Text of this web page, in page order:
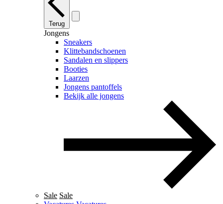
Terug
Jongens
Sneakers
Klittebandschoenen
Sandalen en slippers
Booties
Laarzen
Jongens pantoffels
Bekijk alle jongens
Sale Sale